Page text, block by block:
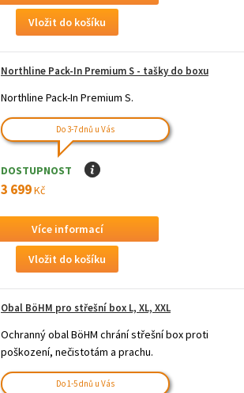
Northline Pack-In Premium S - tašky do boxu
Northline Pack-In Premium S.
Do 3-7 dnů u Vás
DOSTUPNOST I
3 699Kč
Více informací
Obal BöHM pro střešní box L, XL, XXL
Ochranný obal BöHM chrání střešní box proti
poškození, nečistotám a prachu.
Do 1-5 dnů u Vás